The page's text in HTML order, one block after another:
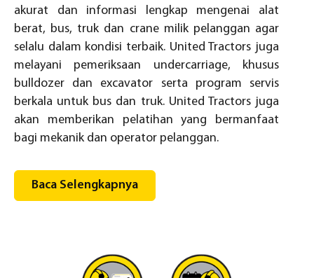
akurat dan informasi lengkap mengenai alat
berat, bus, truk dan crane milik pelanggan agar
selalu dalam kondisi terbaik. United Tractors juga
melayani pemeriksaan undercarriage, khusus
bulldozer dan excavator serta program servis
berkala untuk bus dan truk. United Tractors juga
akan memberikan pelatihan yang bermanfaat
bagi mekanik dan operator pelanggan.
Baca Selengkapnya